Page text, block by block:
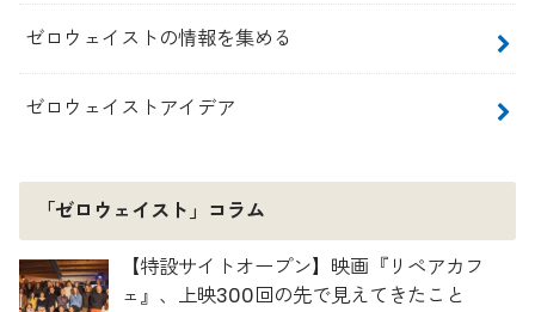
ゼロウェイストの情報を集める
ゼロウェイストアイデア
「ゼロウェイスト」コラム
【特設サイトオープン】映画『リペアカフ
ェ』、上映300回の先で見えてきたこと